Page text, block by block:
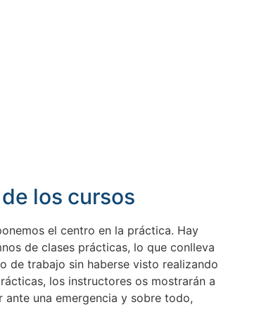
los cursos
el centro en la práctica. Hay
de clases prácticas, lo que conlleva
de trabajo sin haberse visto realizando
los instructores os mostrarán a
una emergencia y sobre todo,